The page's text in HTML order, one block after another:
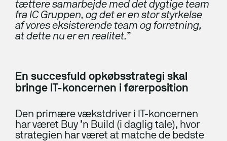
ERP Support
Uniconta
Uniconta Integrationer
Web
Webbureau
Webudvikling
tættere samarbejde med det dygtige team
fra IC Gruppen, og det er en stor styrkelse
af vores eksisterende team og forretning,
at dette nu er en realitet.”
En succesfuld opkøbsstrategi skal
bringe IT-koncernen i førerposition
Den primære vækstdriver i IT-koncernen
har været Buy ’n Build (i daglig tale), hvor
strategien har været at matche de bedste